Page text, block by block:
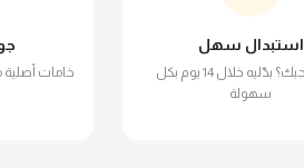
استبدال سهل
مش عاجبك؟ بدّليه خلال 14 يوم بكل
سهولة
خامات أصلية